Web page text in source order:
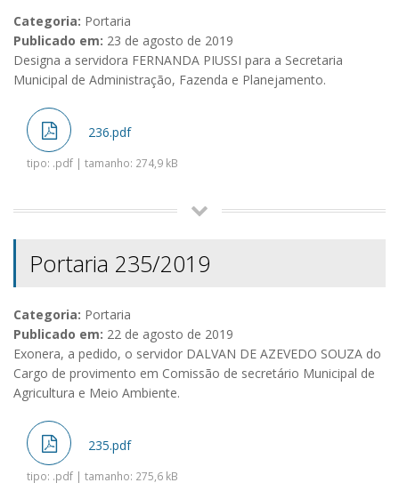
Categoria: Portaria
Publicado em: 23 de agosto de 2019
Designa a servidora FERNANDA PIUSSI para a Secretaria
Municipal de Administração, Fazenda e Planejamento.
236.pdf
tipo: .pdf | tamanho: 274,9 kB
Portaria 235/2019
Categoria: Portaria
Publicado em: 22 de agosto de 2019
Exonera, a pedido, o servidor DALVAN DE AZEVEDO SOUZA do
Cargo de provimento em Comissão de secretário Municipal de
Agricultura e Meio Ambiente.
235.pdf
tipo: .pdf | tamanho: 275,6 kB